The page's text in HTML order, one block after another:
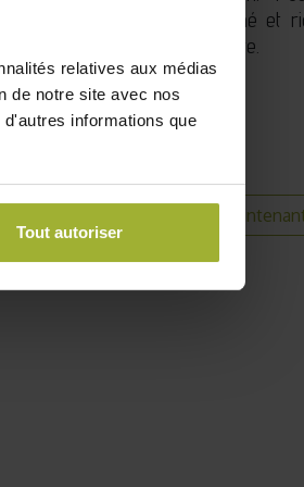
relatives aux médias
de notre site avec nos
informations que
Tout autoriser
les dans un sol bien drainé et
bonne exposition à la lumière.
Acheter